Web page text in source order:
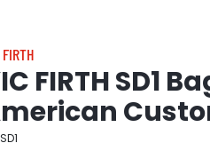
FIRTH SD1